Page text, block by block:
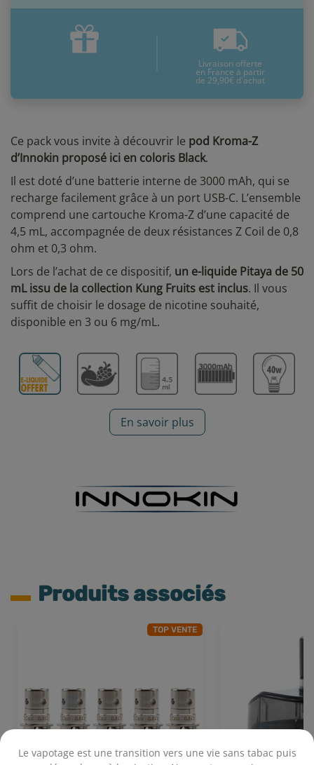
Le vapotage est une transition vers une vie sans tabac puis
Ce pack vous invite à découvrir le pod Kroma-Z
d’Innokin proposé ici en coloris Black.
Il est doté d’une batterie interne de 3000 mAh, qui se
recharge facilement grâce à un port USB-C. L’ensemble
comprend une cartouche Kroma-Z d’une capacité de
4,5 mL, accompagnée de deux résistances Z Coil de 0,8
ohm et 0,3 ohm.
Lors de l’achat de ce dispositif, un e-liquide Pitaya de 50
mL issu de la collection Kung Fruits est inclus. Il vous
suffit de choisir le dosage de nicotine souhaité,
disponible en 3 ou 6 mg/mL.
En savoir plus
Jeudi 13 Août Mardi 11 Août
* Pour une livraison en France métropolitaine+ d'infos
Livraison offerte
en France à partir
de 29,90€ d'achat
Produits associés
TOP VENTE